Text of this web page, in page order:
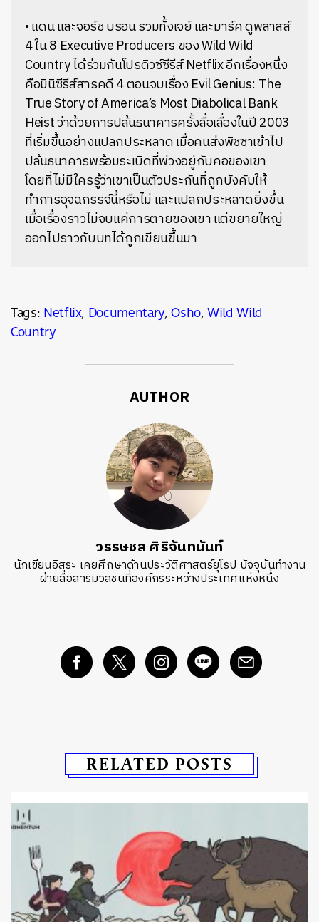
• แดน และจอร์ช บรอน รวมทั้งเจย์ และมาร์ค ดูพลาสส์
4 ใน 8 Executive Producers ของ Wild Wild
Country ได้ร่วมกันโปรดิวซ์ซีรีส์ Netflix อีกเรื่องหนึ่ง
คือมินิซีรีส์สารคดี 4 ตอนจบเรื่อง Evil Genius: The
True Story of America’s Most Diabolical Bank
Heist ว่าด้วยการปล้นธนาคารครั้งลื่อเลื่องในปี 2003
ที่เริ่มขึ้นอย่างแปลกประหลาด เมื่อคนส่งพิซซาเข้าไป
ปล้นธนาคารพร้อมระเบิดที่พ่วงอยู่กับคอของเขา
โดยที่ไม่มีใครรู้ว่าเขาเป็นตัวประกันที่ถูกบังคับให้
ทำการอุจฉกรรจ์นี้หรือไม่ และแปลกประหลาดยิ่งขึ้น
เมื่อเรื่องราวไม่จบแค่การตายของเขา แต่ขยายใหญ่
ออกไปราวกับบทได้ถูกเขียนขึ้นมา
Tags:Netflix, Documentary,Osho,Wild Wild
Country
AUTHOR
วรรษชล ศิริจันทนันท์
นักเขียนอิสระ เคยศึกษาด้านประวัติศาสตร์ยุโรป ปัจจุบันทำงาน
ฝ่ายสื่อสารมวลชนที่องค์กรระหว่างประเทศแห่งหนึ่ง
RELATED POSTS